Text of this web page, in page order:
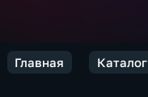
Главная Каталог